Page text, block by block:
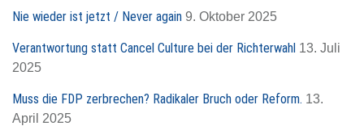
n
c
h
Nie wieder ist jetzt / Never again 9. Oktober 2025
Verantwortung statt Cancel Culture bei der Richterwahl 13. Juli
2025
Muss die FDP zerbrechen? Radikaler Bruch oder Reform. 13.
April 2025